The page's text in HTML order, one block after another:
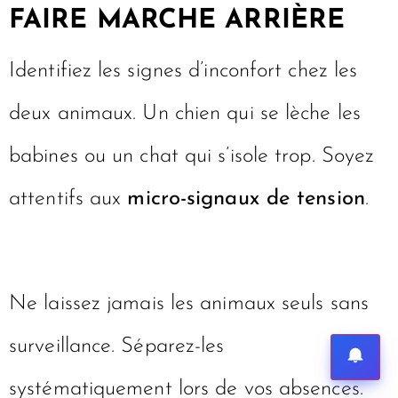
FAIRE MARCHE ARRIÈRE
Identifiez les signes d’inconfort chez les
deux animaux. Un chien qui se lèche les
babines ou un chat qui s’isole trop. Soyez
attentifs aux micro-signaux de tension.
Ne laissez jamais les animaux seuls sans
surveillance. Séparez-les
systématiquement lors de vos absences.